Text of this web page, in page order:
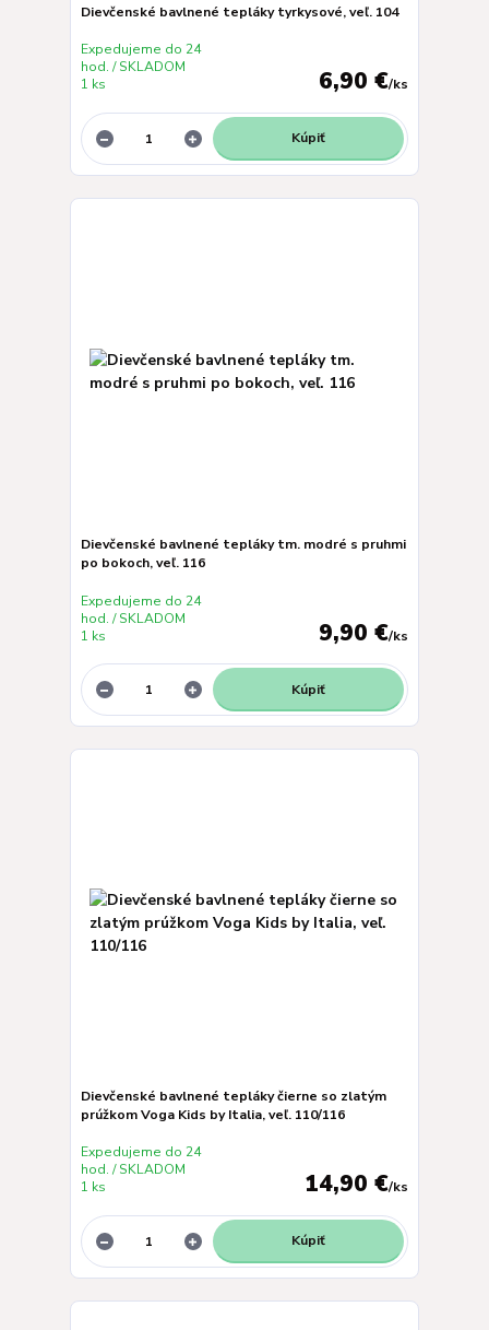
Dievčenské bavlnené tepláky tyrkysové, veľ. 104
6,90 €/ks
Expedujeme do 24
hod. / SKLADOM
1 ks
Kúpiť
Dievčenské bavlnené tepláky tm. modré s pruhmi
po bokoch, veľ. 116
9,90 €/ks
Expedujeme do 24
hod. / SKLADOM
1 ks
Kúpiť
Dievčenské bavlnené tepláky čierne so zlatým
prúžkom Voga Kids by Italia, veľ. 110/116
14,90 €/ks
Expedujeme do 24
hod. / SKLADOM
1 ks
Kúpiť